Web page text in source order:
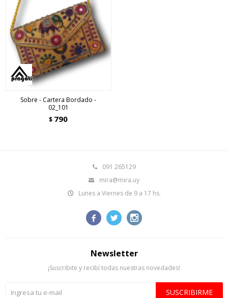
Sobre - Cartera Bordado -
02_101
$ 790
091 265129
mira@mira.uy
Lunes a Viernes de 9 a 17 hs.
  
Newsletter
¡Suscribite y recibí todas nuestras novedades!
SUSCRIBIRME